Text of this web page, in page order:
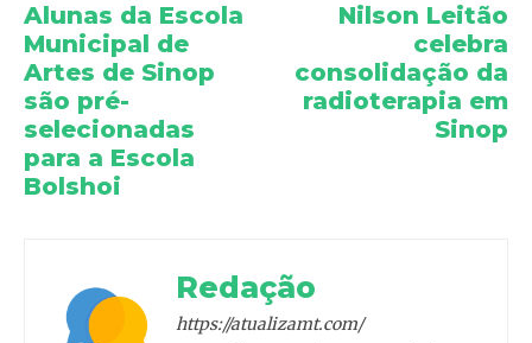
Alunas da Escola
Municipal de
Artes de Sinop
são pré-
selecionadas
para a Escola
Bolshoi
Nilson Leitão
celebra
consolidação da
radioterapia em
Sinop
Redação
https://atualizamt.com/